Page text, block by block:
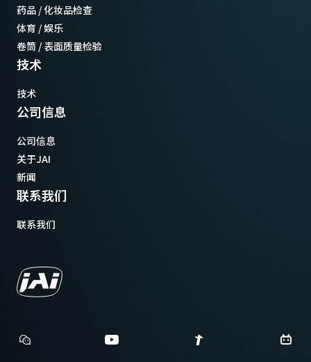
药品 / 化妆品检查
体育 / 娱乐
卷筒 / 表面质量检验
技术
技术
公司信息
公司信息
关于JAI
新闻
联系我们
联系我们